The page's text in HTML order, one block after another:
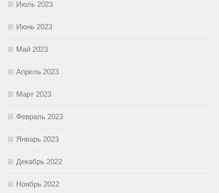
Июль 2023
Июнь 2023
Май 2023
Апрель 2023
Март 2023
Февраль 2023
Январь 2023
Декабрь 2022
Ноябрь 2022